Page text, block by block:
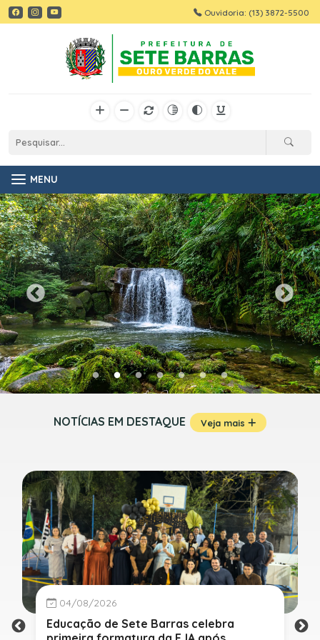
Ouvidoria: (13) 3872-5500
MENU
NOTÍCIAS EM DESTAQUE Veja mais
04/08/2026
Educação de Sete Barras celebra